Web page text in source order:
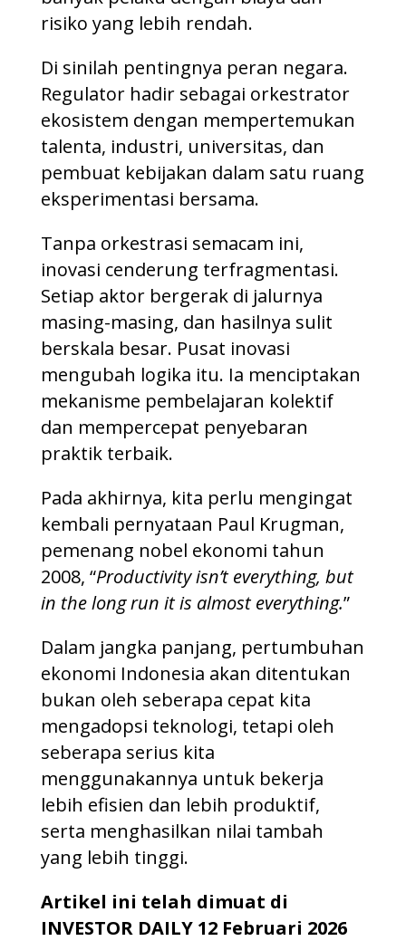
risiko yang lebih rendah.
Di sinilah pentingnya peran negara.
Regulator hadir sebagai orkestrator
ekosistem dengan mempertemukan
talenta, industri, universitas, dan
pembuat kebijakan dalam satu ruang
eksperimentasi bersama.
Tanpa orkestrasi semacam ini,
inovasi cenderung terfragmentasi.
Setiap aktor bergerak di jalurnya
masing-masing, dan hasilnya sulit
berskala besar. Pusat inovasi
mengubah logika itu. Ia menciptakan
mekanisme pembelajaran kolektif
dan mempercepat penyebaran
praktik terbaik.
Pada akhirnya, kita perlu mengingat
kembali pernyataan Paul Krugman,
pemenang nobel ekonomi tahun
2008, “Productivity isn’t everything, but
in the long run it is almost everything.”
Dalam jangka panjang, pertumbuhan
ekonomi Indonesia akan ditentukan
bukan oleh seberapa cepat kita
mengadopsi teknologi, tetapi oleh
seberapa serius kita
menggunakannya untuk bekerja
lebih efisien dan lebih produktif,
serta menghasilkan nilai tambah
yang lebih tinggi.
Artikel ini telah dimuat di
INVESTOR DAILY 12 Februari 2026